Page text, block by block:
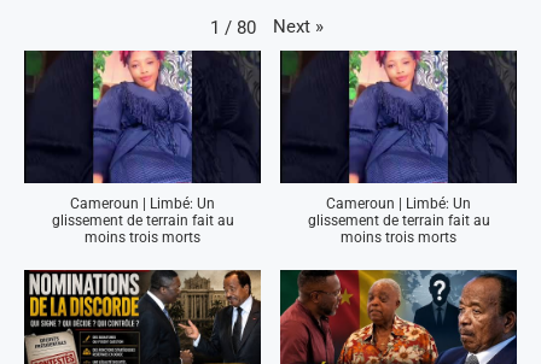
1 / 80 Next »
Cameroun | Limbé: Un
glissement de terrain fait au
moins trois morts
Cameroun | Limbé: Un
glissement de terrain fait au
moins trois morts